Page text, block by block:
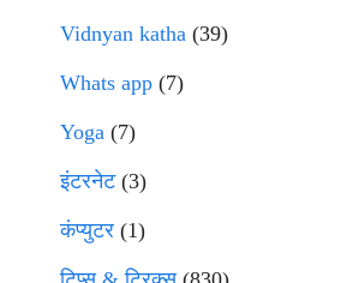
Vidnyan katha (39)
Whats app (7)
Yoga (7)
इंटरनेट(3)
कंप्युटर (1)